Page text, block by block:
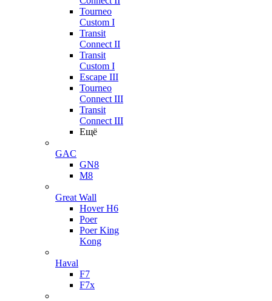
Tourneo
Custom I
Transit
Connect II
Transit
Custom I
Escape III
Tourneo
Connect III
Transit
Connect III
Ещё
GAC
GN8
M8
Great Wall
Hover H6
Poer
Poer King
Kong
Haval
F7
F7x